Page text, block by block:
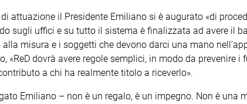
attuazione il Presidente Emiliano si è augurato «di
sugli uffici e su tutto il sistema è finalizzata ad avere il
misura e i soggetti che devono darci una mano
«ReD dovrà avere regole semplici, in modo da prevenire
a chi ha realmente titolo a riceverlo».
Emiliano – non è un regalo, è un impegno. Non è una